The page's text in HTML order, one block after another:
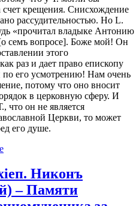
счет крещения. Снисхождение
рассудительностью. Но L.
«прочитал владыке Антонию
семъ вопросе]. Боже мой! Он
этого
раз и дает право епископу
по его усмотрению! Нам очень
потому что оно вносит
в церковную сферу. И
что он не является
Церкви, то может
его душе.
Никонъ
– Памяти